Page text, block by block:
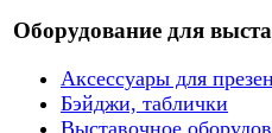
Оборудование для
Аксессуары для
Бэйджи, таблички
Выставочное